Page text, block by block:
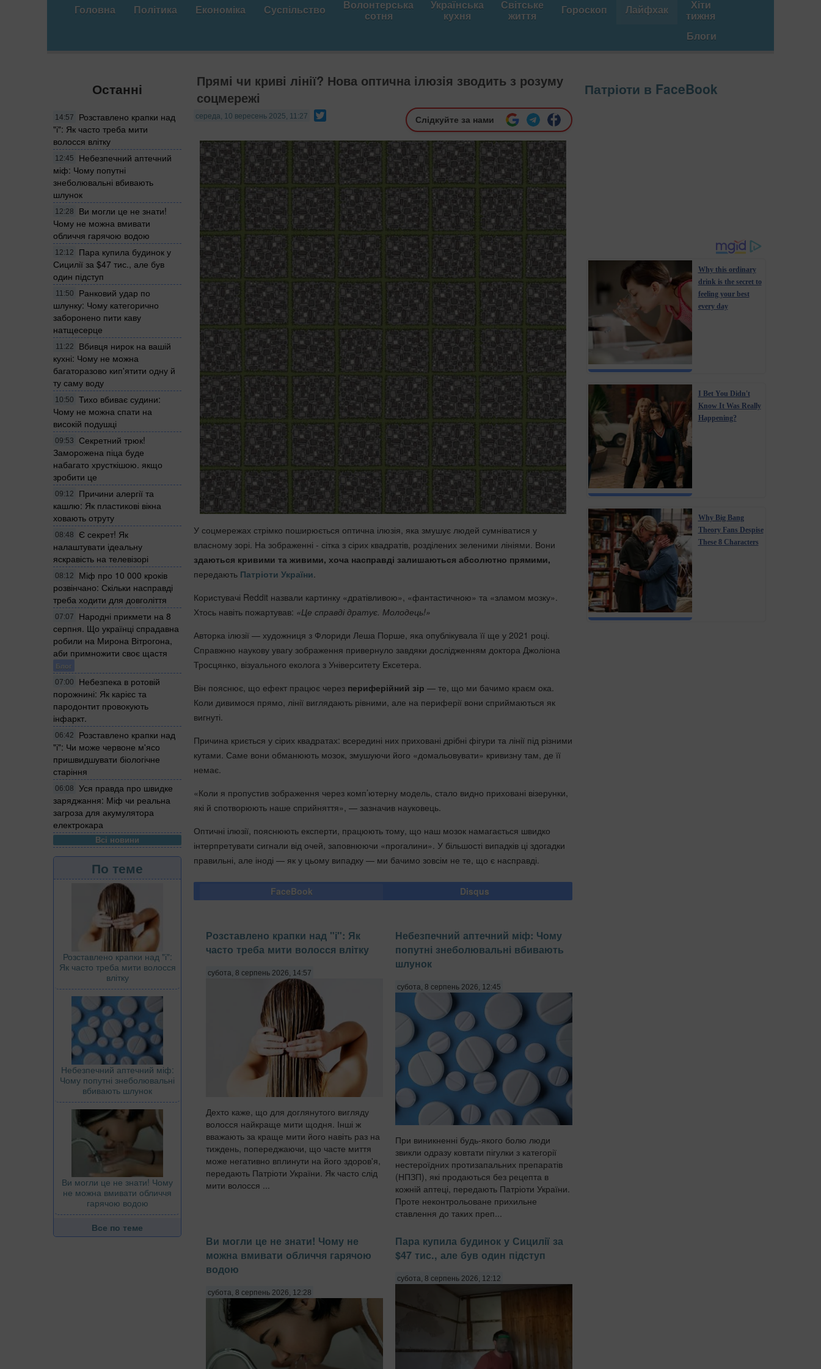
Головна Політика Економіка Суспільство Волонтерська
сотня
Українська
кухня
Світське
життя Гороскоп Лайфхак Хіти
тижня
Блоги
Останні
14:57
Розставлено крапки над
"і": Як часто треба мити
волосся влітку
12:45
Небезпечний аптечний
міф: Чому попутні
знеболювальні вбивають
шлунок
12:28
Ви могли це не знати!
Чому не можна вмивати
обличчя гарячою водою
12:12
Пара купила будинок у
Сицилії за $47 тис., але був
один підступ
11:50
Ранковий удар по
шлунку: Чому категорично
заборонено пити каву
натщесерце
11:22
Вбивця нирок на вашій
кухні: Чому не можна
багаторазово кип'ятити одну й
ту саму воду
10:50
Тихо вбиває судини:
Чому не можна спати на
високій подушці
09:53
Секретний трюк!
Заморожена піца буде
набагато хрусткішою. якщо
зробити це
09:12
Причини алергії та
кашлю: Як пластикові вікна
ховають отруту
08:48
Є секрет! Як
налаштувати ідеальну
яскравість на телевізорі
08:12
Міф про 10 000 кроків
розвінчано: Скільки насправді
треба ходити для довголіття
07:07
Народні прикмети на 8
серпня. Що українці спрадавна
робили на Мирона Вітрогона,
аби примножити своє щастя
Блог
07:00
Небезпека в ротовій
порожнині: Як карієс та
пародонтит провокують
інфаркт.
06:42
Розставлено крапки над
"і": Чи може червоне м'ясо
пришвидшувати біологічне
старіння
06:08
Уся правда про швидке
заряджання: Міф чи реальна
загроза для акумулятора
електрокара
Всі новини
По теме
Розставлено крапки над "і":
Як часто треба мити волосся
влітку
Небезпечний аптечний міф:
Чому попутні знеболювальні
вбивають шлунок
Ви могли це не знати! Чому
не можна вмивати обличчя
гарячою водою
Все по теме
Прямі чи криві лінії? Нова оптична ілюзія зводить з розуму
соцмережі
середа, 10 вересень 2025, 11:27 Слідкуйте за нами
У соцмережах стрімко поширюється оптична ілюзія, яка змушує людей сумніватися у
власному зорі. На зображенні - сітка з сірих квадратів, розділених зеленими лініями. Вони
здаються кривими та живими, хоча насправді залишаються абсолютно прямими,
передають Патріоти України
Користувачі Reddit назвали картинку «дратівливою», «фантастичною» та «зламом мозку».
Хтось навіть пожартував: «Це справді дратує. Молодець!»
Авторка ілюзії — художниця з Флориди Леша Порше, яка опублікувала її ще у 2021 році.
Справжню наукову увагу зображення привернуло завдяки дослідженням доктора Джоліона
Тросцянко, візуального еколога з Університету Ексетера.
Він пояснює, що ефект працює через периферійний зір — те, що ми бачимо краєм ока.
Коли дивимося прямо, лінії виглядають рівними, але на периферії вони сприймаються як
вигнуті.
Причина криється у сірих квадратах: всередині них приховані дрібні фігури та лінії під різними
кутами. Саме вони обманюють мозок, змушуючи його «домальовувати» кривизну там, де її
немає.
«Коли я пропустив зображення через комп’ютерну модель, стало видно приховані візерунки,
які й спотворюють наше сприйняття», — зазначив науковець.
Оптичні ілюзії, пояснюють експерти, працюють тому, що наш мозок намагається швидко
інтерпретувати сигнали від очей, заповнюючи «прогалини». У більшості випадків ці здогадки
правильні, але іноді — як у цьому випадку — ми бачимо зовсім не те, що є насправді.
FaceBook Disqus
Розставлено крапки над "і": Як
часто треба мити волосся влітку
субота, 8 серпень 2026, 14:57
Дехто каже, що для доглянутого вигляду
волосся найкраще мити щодня. Інші ж
вважають за краще мити його навіть раз на
тиждень, попереджаючи, що часте миття
може негативно вплинути на його здоров'я,
передають Патріоти України. Як часто слід
мити волосся ...
Небезпечний аптечний міф: Чому
попутні знеболювальні вбивають
шлунок
субота, 8 серпень 2026, 12:45
При виникненні будь-якого болю люди
звикли одразу ковтати пігулки з категорії
нестероїдних протизапальних препаратів
(НПЗП), які продаються без рецепта в
кожній аптеці, передають Патріоти України.
Проте неконтрольоване прихильне
ставлення до таких преп...
Ви могли це не знати! Чому не
можна вмивати обличчя гарячою
водою
субота, 8 серпень 2026, 12:28
Пара купила будинок у Сицилії за
$47 тис., але був один підступ
субота, 8 серпень 2026, 12:12
Патріоти в FaceBook
Why this ordinary
drink is the secret to
feeling your best
every day
I Bet You Didn't
Know It Was Really
Happening?
Why Big Bang
Theory Fans Despise
These 8 Characters